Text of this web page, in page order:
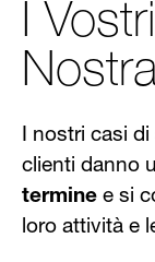
I
I nostri casi
clienti danno
termine e si
loro attività e